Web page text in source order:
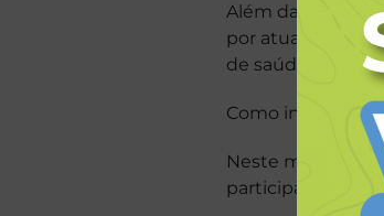
Além da
por atuar na
de saúde,
Como
Neste momento,
participarem